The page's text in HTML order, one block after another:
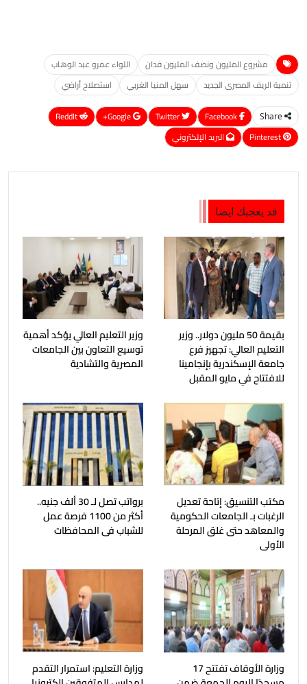
مشروع المليون ونصف المليون فدان
اللواء عمرو عبد الوهاب
تنمية الريف المصرى الجديد
سهل المنيا الغربي استصلاح أراضي
Share
Google+
ReddIt
Pinterest
البريد الإلكتروني
قد يعجبك ايضا
بقيمة 50 مليون دولار.. وزير
التعليم العالي: تجهيز فرع
جامعة الإسكندرية بإنجامينا
للافتتاح في مايو المقبل
وزير التعليم العالي يؤكد أهمية
توسيع التعاون بين الجامعات
المصرية والتشادية
مكتب التنسيق: إتاحة تعديل
الرغبات بـ الجامعات الحكومية
والمعاهد حتى غلق المرحلة
الأولى
برواتب تصل لـ 30 ألف جنيه..
أكثر من 1100 فرصة عمل
للشباب فى المحافظات
وزارة الأوقاف تفتتح 17
وزارة التعليم: استمرار التقدم